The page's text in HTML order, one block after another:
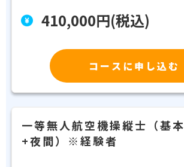
410,000円(税込)
コースに申し込む
一等無人航空機操縦士（基
+夜間）※経験者